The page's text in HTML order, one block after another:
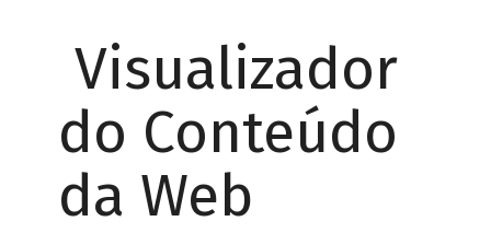
Visualizador
do Conteúdo
da Web